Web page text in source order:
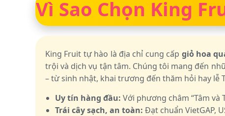
Vì Sao Chọn King
King Fruit tự hào là địa chỉ cung cấp giỏ hoa
trội và dịch vụ tận tâm. Chúng tôi mang đến
– từ sinh nhật, khai trương đến thăm hỏi hay lễ
Uy tín hàng đầu: Với phương châm “Tâm và
Trái cây sạch, an toàn: Đạt chuẩn VietGAP,